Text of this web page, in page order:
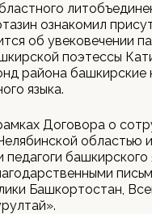
ознакомил
об увековечении
поэтессы
района башкирские
языка.
Договора о
областью
башкирского
Башкортостан,